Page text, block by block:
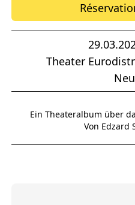
Theater
Ein Theateralbum über
Von Edzard